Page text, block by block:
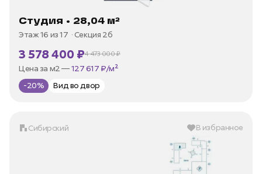
Студия • 28,04 м²
Этаж 16 из 17 Секция 2б
3 578 400 ₽4 473 000 ₽
В ипотеку —от 17 163 ₽/мес
Цена за м2 —
-20% Вид во двор
Сибирский В избранное